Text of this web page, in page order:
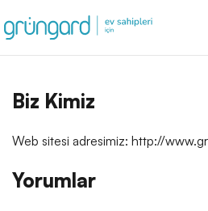
Biz Kimiz
Web sitesi adresimiz: http://
Yorumlar